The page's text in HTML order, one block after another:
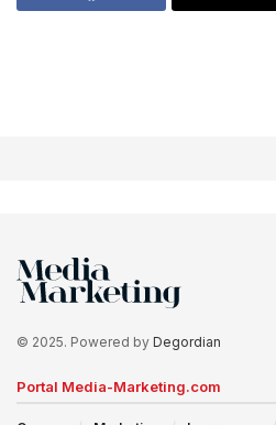
© 2025. Powered by Degordian
Portal Media-Marketing.com